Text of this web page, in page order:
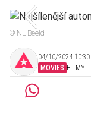
© NL Beeld
04/10/2024 10:30
MOVIES FILMY